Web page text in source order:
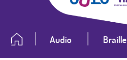
Audio Braille